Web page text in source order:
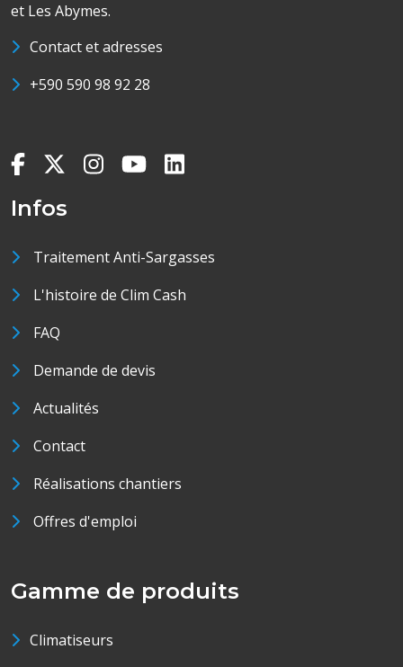
et Les Abymes.
Contact et adresses
+590 590 98 92 28
Infos
Traitement Anti-Sargasses
L'histoire de Clim Cash
FAQ
Demande de devis
Actualités
Contact
Réalisations chantiers
Offres d'emploi
Gamme de produits
Climatiseurs